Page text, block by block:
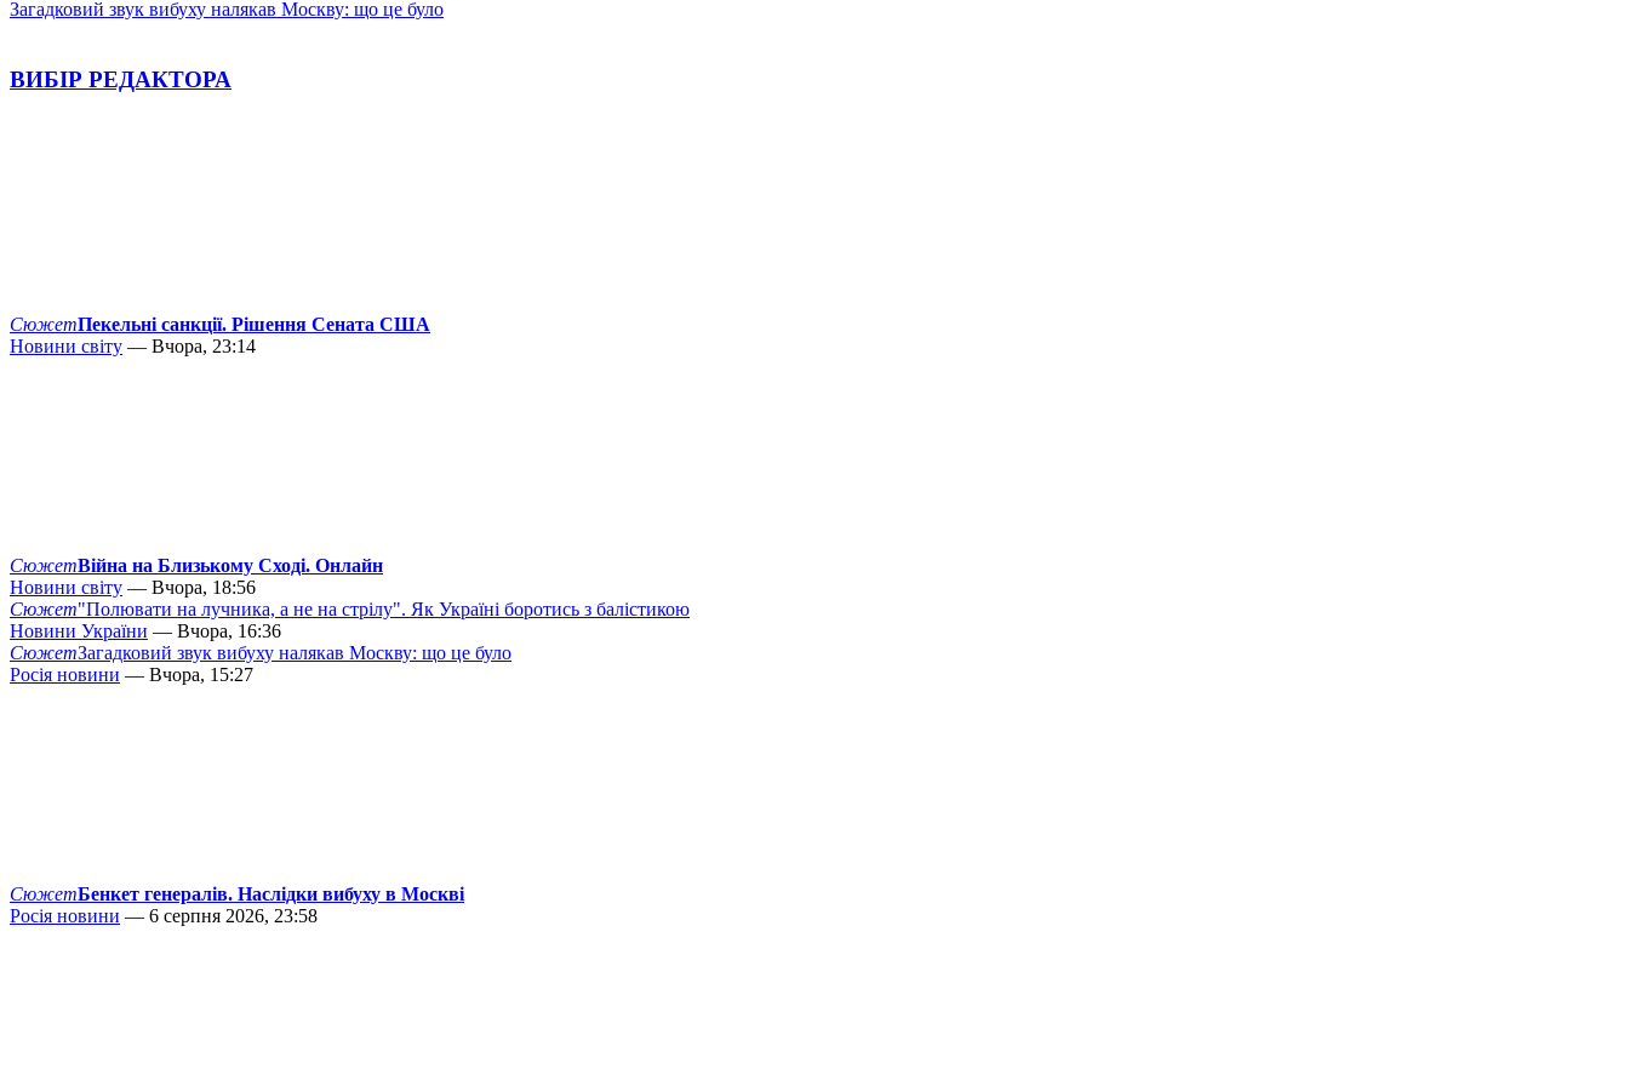
Загадковий звук вибуху налякав Москву: що це було
ВИБІР РЕДАКТОРА
СюжетПекельні санкції. Рішення Сената США
Новини світу — Вчора, 23:14
СюжетВійна на Близькому Сході. Онлайн
Новини світу — Вчора, 18:56
Сюжет"Полювати на лучника, а не на стрілу". Як Україні боротись з балістикою
Новини України — Вчора, 16:36
СюжетЗагадковий звук вибуху налякав Москву: що це було
Росія новини — Вчора, 15:27
СюжетБенкет генералів. Наслідки вибуху в Москві
Росія новини — 6 серпня 2026, 23:58